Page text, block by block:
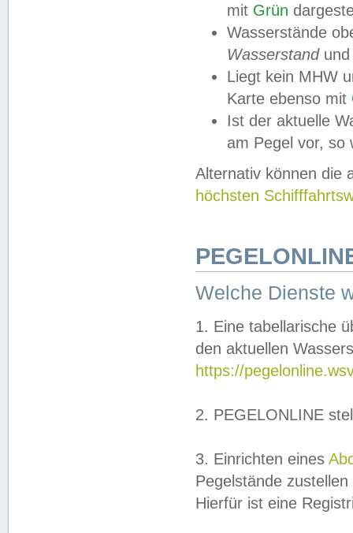
mit Grün
Wasserstände
Wasserstandund
Liegt kein MHW
Karte ebenso mit
Ist der aktuelle
am Pegel vor,
Alternativ können die
höchsten
Welche Dienste
1. Eine tabellarische
den aktuellen
https://
2. PEGELONLINE
3. Einrichten eines
Pegelstände
Hierfür ist eine